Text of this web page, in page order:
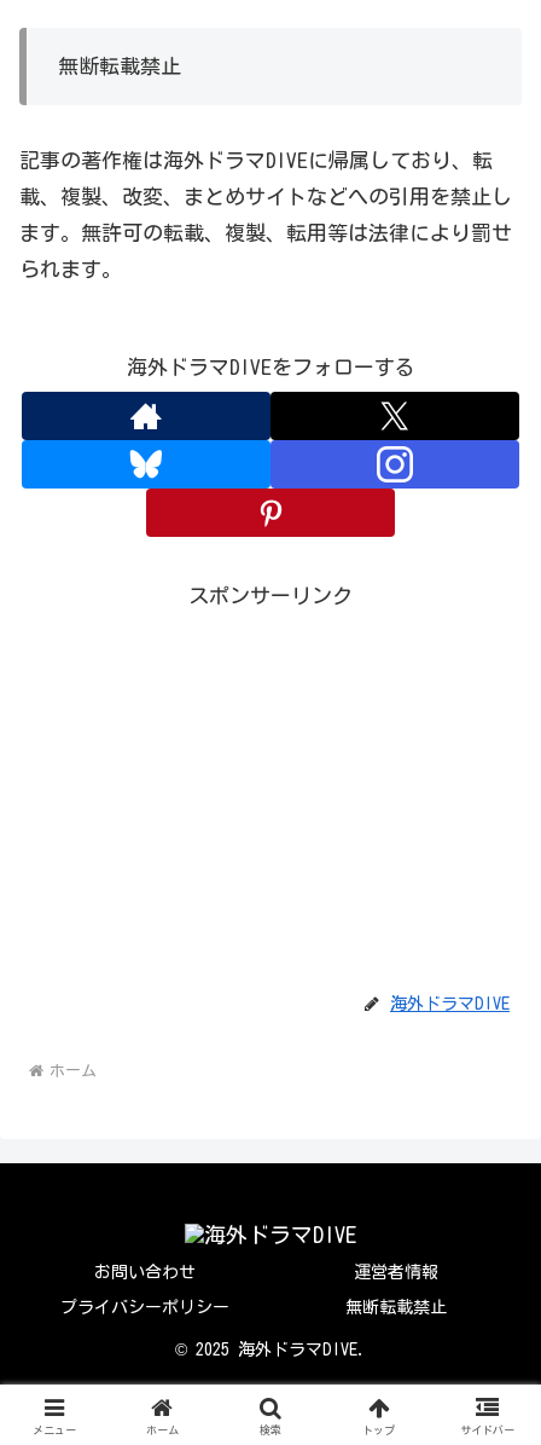
無断転載禁止
記事の著作権は海外ドラマDIVEに帰属しており、転
載、複製、改変、まとめサイトなどへの引用を禁止し
ます。無許可の転載、複製、転用等は法律により罰せ
られます。
海外ドラマDIVEをフォローする
スポンサーリンク
海外ドラマDIVE
ホーム
お問い合わせ 運営者情報
プライバシーポリシー 無断転載禁止
© 2025 海外ドラマDIVE.
メニュー ホーム 検索 トップ サイドバー